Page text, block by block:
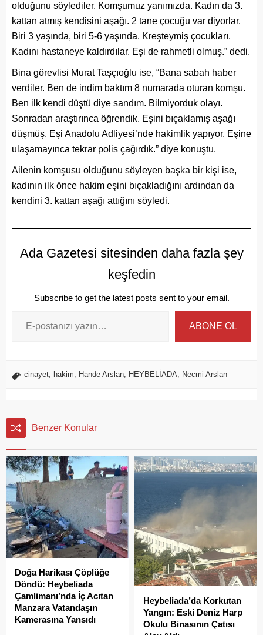
olduğunu söylediler. Komşumuz yanımızda. Kadın da 3.
kattan atmış kendisini aşağı. 2 tane çocuğu var diyorlar.
Biri 3 yaşında, biri 5-6 yaşında. Kreşteymiş çocukları.
Kadını hastaneye kaldırdılar. Eşi de rahmetli olmuş.” dedi.
Bina görevlisi Murat Taşçıoğlu ise, “Bana sabah haber
verdiler. Ben de indim baktım 8 numarada oturan komşu.
Ben ilk kendi düştü diye sandım. Bilmiyorduk olayı.
Sonradan araştırınca öğrendik. Eşini bıçaklamış aşağı
düşmüş. Eşi Anadolu Adliyesi’nde hakimlik yapıyor. Eşine
ulaşamayınca tekrar polis çağırdık.” diye konuştu.
Ailenin komşusu olduğunu söyleyen başka bir kişi ise,
kadının ilk önce hakim eşini bıçakladığını ardından da
kendini 3. kattan aşağı attığını söyledi.
Ada Gazetesi sitesinden daha fazla şey
keşfedin
Subscribe to get the latest posts sent to your email.
ABONE OL
cinayet, hakim, Hande Arslan, HEYBELİADA, Necmi Arslan
Benzer Konular
Doğa Harikası Çöplüğe
Döndü: Heybeliada
Çamlimanı’nda İç Acıtan
Manzara Vatandaşın
Kamerasına Yansıdı
Heybeliada’da Korkutan
Yangın: Eski Deniz Harp
Okulu Binasının Çatısı